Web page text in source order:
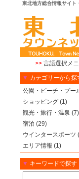
東北地方総合情報サイト
>>言語選択メ
▼ カテゴリーから探
公園・ビーチ・プー
ショッピング (1)
観光・旅行・温泉 (7)
宿泊 (29)
ウインタースポーツ
エリア情報 (1)
▼ キーワードで探す